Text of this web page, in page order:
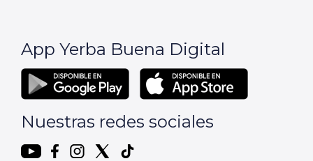
App Yerba Buena Digital
Nuestras redes sociales